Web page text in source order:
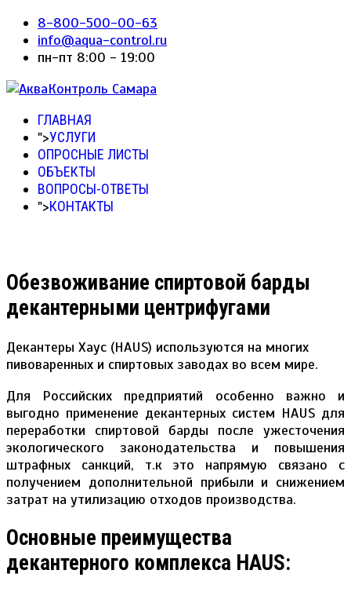
8-800-500-00-63
info@aqua-control.ru
пн-пт 8:00 - 19:00
ГЛАВНАЯ
">УСЛУГИ
ОПРОСНЫЕ ЛИСТЫ
ОБЪЕКТЫ
ВОПРОСЫ-ОТВЕТЫ
">КОНТАКТЫ
Обезвоживание спиртовой барды
декантерными центрифугами
Декантеры Хаус (HAUS) используются на многих
пивоваренных и спиртовых заводах во всем мире.
Для Российских предприятий особенно важно и
выгодно применение декантерных систем HAUS для
переработки спиртовой барды после ужесточения
экологического законодательства и повышения
штрафных санкций, т.к это напрямую связано с
получением дополнительной прибыли и снижением
затрат на утилизацию отходов производства.
Основные преимущества
декантерного комплекса HAUS: